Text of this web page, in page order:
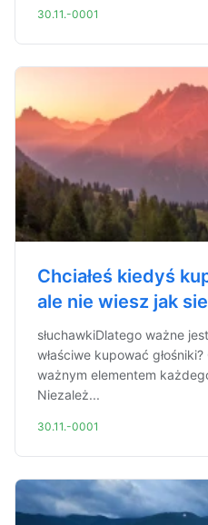
30.11.-0001
Chciałeś kiedyś
ale nie wiesz jak
słuchawkiDlatego ważne
właściwe kupować
ważnym elementem
Niezależ...
30.11.-0001